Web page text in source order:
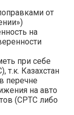
от
на
при себе
т.к. Казахстан
перечне
на авто
(СРТС либо